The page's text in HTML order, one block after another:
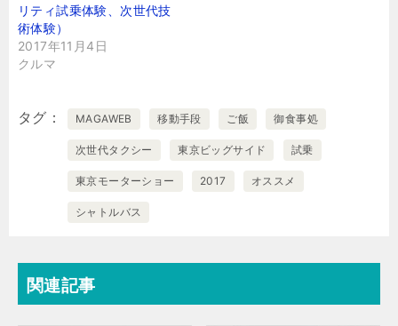
リティ試乗体験、次世代技
術体験）
2017年11月4日
クルマ
タグ MAGAWEB 移動手段 ご飯 御食事処
次世代タクシー 東京ビッグサイド 試乗
東京モーターショー 2017 オススメ
シャトルバス
関連記事